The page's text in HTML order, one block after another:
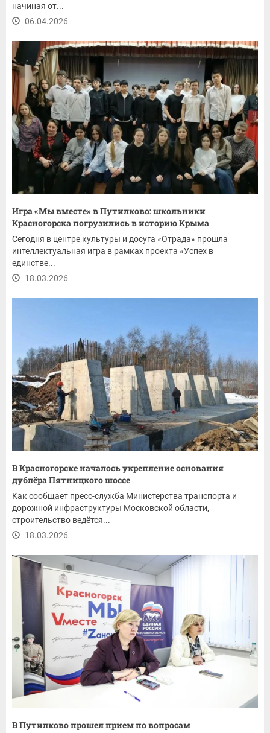
начиная от...
06.04.2026
Игра «Мы вместе» в Путилково: школьники
Красногорска погрузились в историю Крыма
Сегодня в центре культуры и досуга «Отрада» прошла
интеллектуальная игра в рамках проекта «Успех в
единстве...
18.03.2026
В Красногорске началось укрепление основания
дублёра Пятницкого шоссе
Как сообщает пресс-служба Министерства транспорта и
дорожной инфраструктуры Московской области,
строительство ведётся...
18.03.2026
В Путилково прошел прием по вопросам